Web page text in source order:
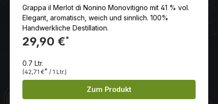
Grappa il Merlot di Nonino Monovitigno mit 41 % vol.
Elegant, aromatisch, weich und sinnlich. 100%
Handwerkliche Destillation.
29,90 €*
0.7 Ltr.
(42,71 €* / 1 Ltr.)
Zum Produkt